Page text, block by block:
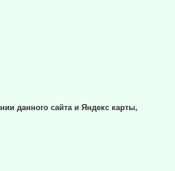
данного сайта и Яндекс карты,